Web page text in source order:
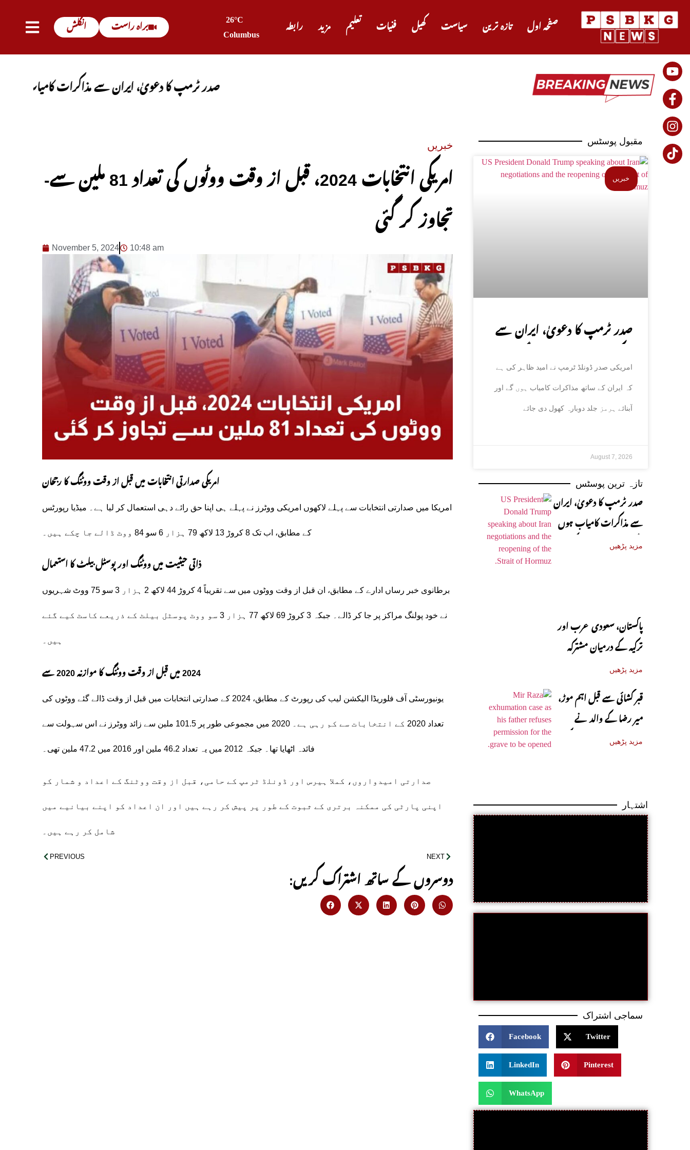
انگلش براہ راست
26°C
Columbus
رابطہ مزید تعلیم فنیات کھیل سیاست تازہ ترین صفحہ اول
صدر ٹرمپ کا دعویٰ، ایران سے مذاکرات کامیاب ہوں گے،
خبریں
-امریکی انتخابات 2024، قبل از وقت ووٹوں کی تعداد 81 ملین سے
تجاوز کر گئی
November 5, 2024 10:48 am
امریکی صدارتی انتخابات میں قبل از وقت ووٹنگ کا رجحان
امریکا میں صدارتی انتخابات سے پہلے لاکھوں امریکی ووٹرز نے پہلے ہی اپنا حق رائے دہی استعمال کر لیا ہے۔ میڈیا رپورٹس
کے مطابق، اب تک 8 کروڑ 13 لاکھ 79 ہزار 6 سو 84 ووٹ ڈالے جا چکے ہیں۔
ذاتی حیثیت میں ووٹنگ اور پوسٹل بیلٹ کا استعمال
برطانوی خبر رساں ادارے کے مطابق، ان قبل از وقت ووٹوں میں سے تقریباً 4 کروڑ 44 لاکھ 2 ہزار 3 سو 75 ووٹ شہریوں
نے خود پولنگ مراکز پر جا کر ڈالے۔ جبکہ 3 کروڑ 69 لاکھ 77 ہزار 3 سو ووٹ پوسٹل بیلٹ کے ذریعے کاسٹ کیے گئے
ہیں۔
2024 میں قبل از وقت ووٹنگ کا موازنہ 2020 سے
یونیورسٹی آف فلوریڈا الیکشن لیب کی رپورٹ کے مطابق، 2024 کے صدارتی انتخابات میں قبل از وقت ڈالے گئے ووٹوں کی
تعداد 2020 کے انتخابات سے کم رہی ہے۔ 2020 میں مجموعی طور پر 101.5 ملین سے زائد ووٹرز نے اس سہولت سے
فائدہ اٹھایا تھا۔ جبکہ 2012 میں یہ تعداد 46.2 ملین اور 2016 میں 47.2 ملین تھی۔
صدارتی امیدواروں، کملا ہیرس اور ڈونلڈ ٹرمپ کے حامی، قبل از وقت ووٹنگ کے اعداد و شمار کو
اپنی پارٹی کی ممکنہ برتری کے ثبوت کے طور پر پیش کر رہے ہیں اور ان اعداد کو اپنے بیانیے میں
شامل کر رہے ہیں۔
PREVIOUS NEXT
:دوسروں کے ساتھ اشتراک کریں
مقبول پوسٹس
خبریں
صدر ٹرمپ کا دعویٰ، ایران سے
آبنائے ہرمز جلد کھل جائے گی
امریکی صدر ڈونلڈ ٹرمپ نے امید ظاہر کی ہے
کہ ایران کے ساتھ مذاکرات کامیاب ہوں گے اور
آبنائے ہرمز جلد دوبارہ کھول دی جائے
August 7, 2026
تازہ ترین پوسٹس
صدر ٹرمپ کا دعویٰ، ایران
سے مذاکرات کامیاب ہوں
گے، آبنائے ہرمز جلد کھل
مزید پڑھیں
پاکستان، سعودی عرب اور
ترکیہ کے درمیان مشترکہ
دفاعی معاہدہ آج متوقع
مزید پڑھیں
قبر کشائی سے قبل اہم موڑ،
میر رضا کے والد نے
اجازت دینے سے انکار کر دیا
مزید پڑھیں
اشتہار
سماجی اشتراک
Facebook Twitter
LinkedIn Pinterest
WhatsApp